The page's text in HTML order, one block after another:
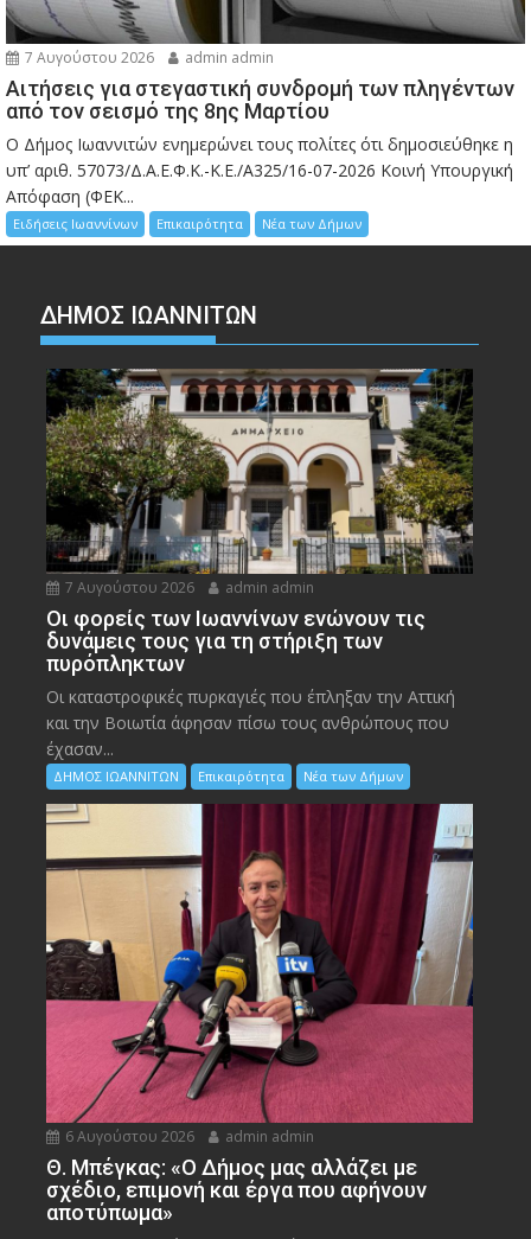
7 Αυγούστου 2026 admin admin
Αιτήσεις για στεγαστική συνδρομή των πληγέντων
από τον σεισμό της 8ης Μαρτίου
Ο Δήμος Ιωαννιτών ενημερώνει τους πολίτες ότι δημοσιεύθηκε η
υπ’ αριθ. 57073/Δ.Α.Ε.Φ.Κ.-Κ.Ε./Α325/16-07-2026 Κοινή Υπουργική
Απόφαση (ΦΕΚ...
Ειδήσεις Ιωαννίνων Επικαιρότητα Νέα των Δήμων
ΔΗΜΟΣ ΙΩΑΝΝΙΤΩΝ
7 Αυγούστου 2026 admin admin
Οι φορείς των Ιωαννίνων ενώνουν τις
δυνάμεις τους για τη στήριξη των
πυρόπληκτων
Οι καταστροφικές πυρκαγιές που έπληξαν την Αττική
και την Bοιωτία άφησαν πίσω τους ανθρώπους που
έχασαν...
ΔΗΜΟΣ ΙΩΑΝΝΙΤΩΝ Επικαιρότητα Νέα των Δήμων
6 Αυγούστου 2026 admin admin
Θ. Μπέγκας: «Ο Δήμος μας αλλάζει με
σχέδιο, επιμονή και έργα που αφήνουν
αποτύπωμα»